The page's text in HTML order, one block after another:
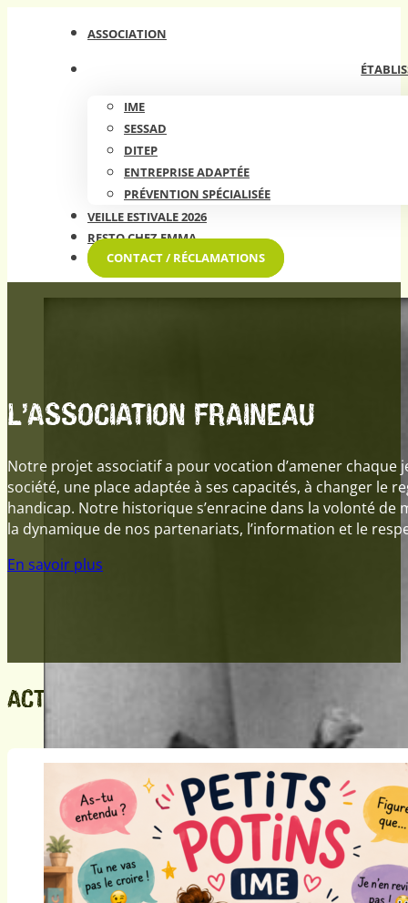
ASSOCIATION
IME
SESSAD
DITEP
ENTREPRISE ADAPTÉE
PRÉVENTION SPÉCIALISÉE
VEILLE ESTIVALE 2026
RESTO CHEZ EMMA
CONTACT / RÉCLAMATIONS
L’ASSOCIATION FRAINEAU
Notre projet associatif a pour vocation d’amener chaque
société, une place adaptée à ses capacités, à changer le
handicap. Notre historique s’enracine dans la volonté
la dynamique de nos partenariats, l’information et le
En savoir plus
ACTUALITÉS